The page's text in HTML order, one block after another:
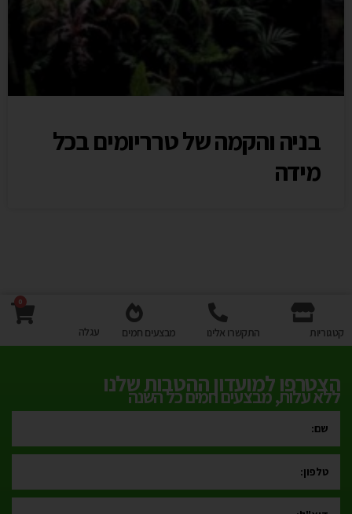
בניה והקמה של טרריומים בכל
מידה
קטגוריות התקשרו אלינו מבצעים חמים
0
עגלה
הצטרפו למועדון ההטבות שלנו
ללא עלות, מבצעים חמים כל השנה